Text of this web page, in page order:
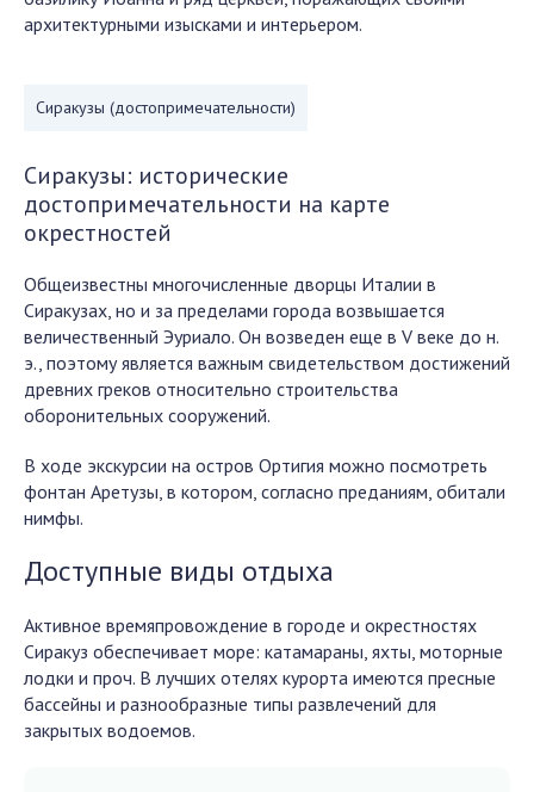
архитектурными изысками и интерьером.
Сиракузы (достопримечательности)
Сиракузы: исторические
достопримечательности на карте
окрестностей
Общеизвестны многочисленные дворцы Италии в
Сиракузах, но и за пределами города возвышается
величественный Эуриало. Он возведен еще в V веке до н.
э., поэтому является важным свидетельством достижений
древних греков относительно строительства
оборонительных сооружений.
В ходе экскурсии на остров Ортигия можно посмотреть
фонтан Аретузы, в котором, согласно преданиям, обитали
нимфы.
Доступные виды отдыха
Активное времяпровождение в городе и окрестностях
Сиракуз обеспечивает море: катамараны, яхты, моторные
лодки и проч. В лучших отелях курорта имеются пресные
бассейны и разнообразные типы развлечений для
закрытых водоемов.